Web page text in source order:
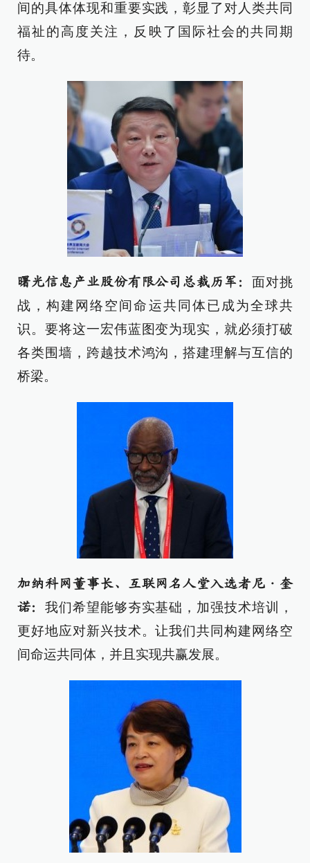
间的具体体现和重要实践，彰显了对人类共同
福祉的高度关注，反映了国际社会的共同期
待。
曙光信息产业股份有限公司总裁历军： 面对挑
战，构建网络空间命运共同体已成为全球共
识。要将这一宏伟蓝图变为现实，就必须打破
各类围墙，跨越技术鸿沟，搭建理解与互信的
桥梁。
加纳科网董事长、互联网名人堂入选者尼·奎
诺： 我们希望能够夯实基础，加强技术培训，
更好地应对新兴技术。让我们共同构建网络空
间命运共同体，并且实现共赢发展。